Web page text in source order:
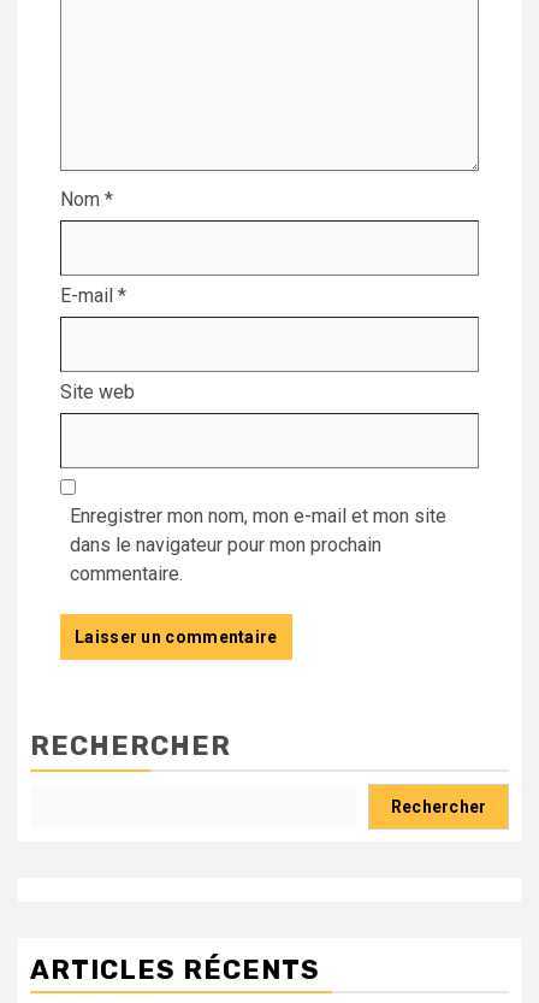
Nom *
E-mail *
Site web
Enregistrer mon nom, mon e-mail et mon site
dans le navigateur pour mon prochain
commentaire.
RECHERCHER
Rechercher
ARTICLES RÉCENTS